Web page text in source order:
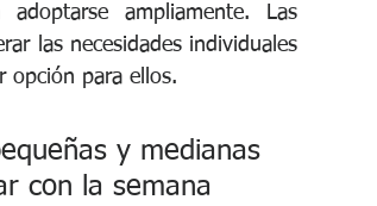
ampliamente. Las
las necesidades individuales
opción para ellos.
y medianas
con la semana